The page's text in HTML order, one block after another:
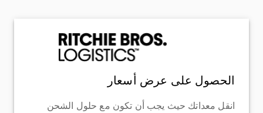
الحصول على عرض أسعار
انقل معداتك حيث يجب أن تكون مع حلول الشحن